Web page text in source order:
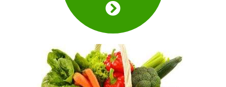
Żywienie kobiet w ciąży i karmiących